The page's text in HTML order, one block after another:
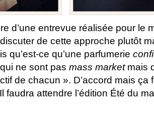
d’une entrevue réalisée pour le
de cette approche plutôt
qu’est-ce qu’une parfumerie
ne sont pas mass marketmais
de chacun ». D’accord mais ça
faudra attendre l’édition Été du